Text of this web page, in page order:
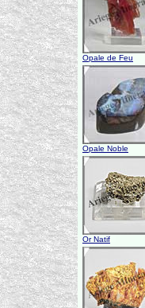
Opale de Feu
Opale Noble
Or Natif